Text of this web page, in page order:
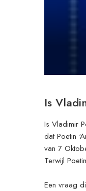
Is
Is Vladimir
dat Poetin
van 7
Terwijl
Een vraag